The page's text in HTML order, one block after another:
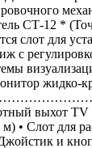
СТ-12 *
слот для
с
жидко-
выхот
• Слот для
и